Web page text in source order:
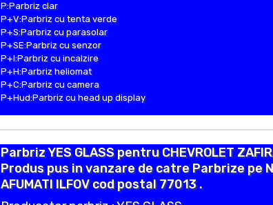
P:Parbriz clar
P+V:Parbriz cu tenta verde
P+S:Parbriz cu parasolar
P+SE:Parbriz cu senzor
P+I:Parbriz cu incalzire
P+H:Parbriz heliomat
P+C:Parbriz cu camera
P+Hud:Parbriz cu head up display
Parbriz YES GLASS pentru CHEVROLET
Produs pus in vanzare de catre Parbrize pe
AFUMATI ILFOV cod postal 77013 .